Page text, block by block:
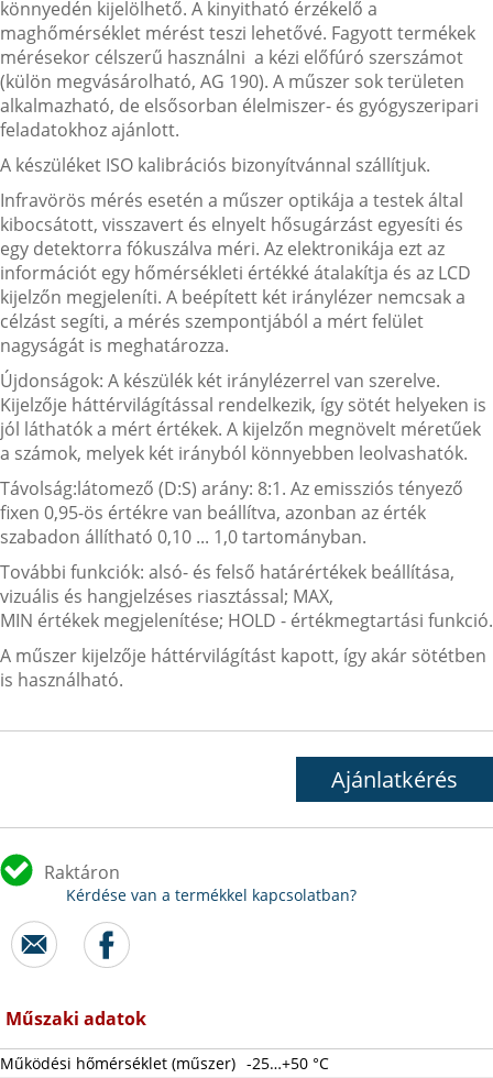
könnyedén kijelölhető. A kinyitható érzékelő a
maghőmérséklet mérést teszi lehetővé. Fagyott termékek
mérésekor célszerű használni a kézi előfúró szerszámot
(külön megvásárolható, AG 190). A műszer sok területen
alkalmazható, de elsősorban élelmiszer- és gyógyszeripari
feladatokhoz ajánlott.
A készüléket ISO kalibrációs bizonyítvánnal szállítjuk.
Infravörös mérés esetén a műszer optikája a testek által
kibocsátott, visszavert és elnyelt hősugárzást egyesíti és
egy detektorra fókuszálva méri. Az elektronikája ezt az
információt egy hőmérsékleti értékké átalakítja és az LCD
kijelzőn megjeleníti. A beépített két iránylézer nemcsak a
célzást segíti, a mérés szempontjából a mért felület
nagyságát is meghatározza.
Újdonságok: A készülék két iránylézerrel van szerelve.
Kijelzője háttérvilágítással rendelkezik, így sötét helyeken is
jól láthatók a mért értékek. A kijelzőn megnövelt méretűek
a számok, melyek két irányból könnyebben leolvashatók.
Távolság:látomező (D:S) arány: 8:1. Az emissziós tényező
fixen 0,95-ös értékre van beállítva, azonban az érték
szabadon állítható 0,10 ... 1,0 tartományban.
További funkciók: alsó- és felső határértékek beállítása,
vizuális és hangjelzéses riasztással; MAX,
MIN értékek megjelenítése; HOLD - értékmegtartási funkció.
A műszer kijelzője háttérvilágítást kapott, így akár sötétben
is használható.
Ajánlatkérés
Raktáron
Kérdése van a termékkel kapcsolatban?
Műszaki adatok
Működési hőmérséklet (műszer) -25…+50 °C